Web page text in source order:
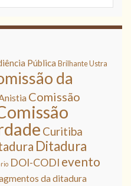
Pública Brilhante Ustra
da
Comissão
Curitiba
Ditadura
DOI-CODI evento
da ditadura